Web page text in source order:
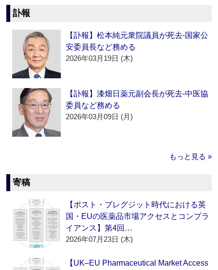
訃報
【訃報】松本純元衆院議員が死去‐国家公
安委員長など務める
2026年03月19日 (木)
【訃報】漆畑日薬元副会長が死去‐中医協
委員など務める
2026年03月09日 (月)
もっと見る »
寄稿
【ポスト・ブレグジット時代における英
国・EUの医薬品市場アクセスとコンプラ
イアンス】第4回…
2026年07月23日 (木)
【UK–EU Pharmaceutical Market Access